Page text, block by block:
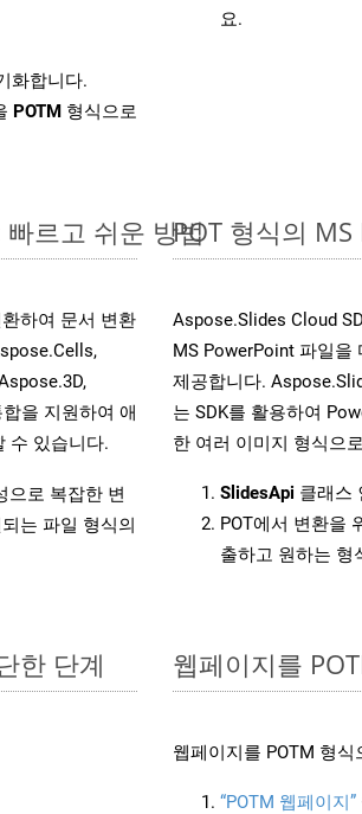
화합니다.
POTM 형식으로
요.
르고 쉬운 방법
하여 문서 변환
을 지원하여 애
수 있습니다.
으로 복잡한 변
는 파일 형식의
POT 형식의
Aspose.Slides Cloud
MS PowerPoint 파일을
제공합니다.
는 SDK를 활용하여
한 여러 이미지 형식으
SlidesApi 클래스
POT에서 변환을
출하고 원하는 형
한 단계 웹페이지를
웹페이지를 POTM 형
“POTM 웹페이지”